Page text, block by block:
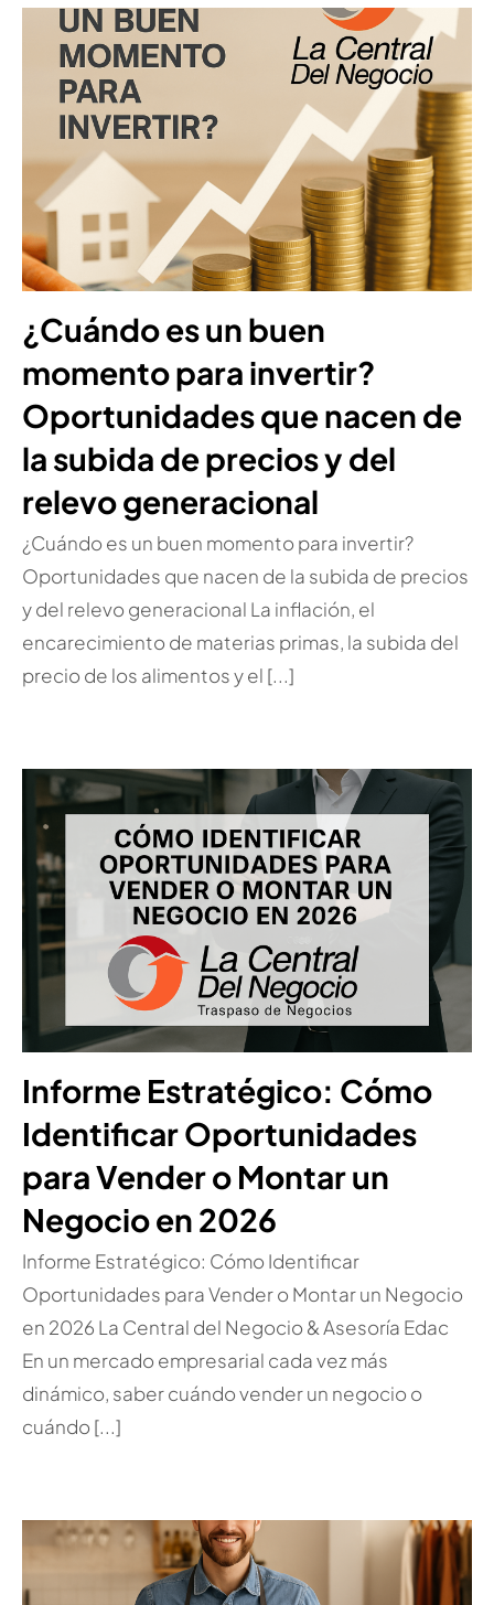
¿Cuándo es un buen
momento para invertir?
Oportunidades que nacen de
la subida de precios y del
relevo generacional
¿Cuándo es un buen momento para invertir?
Oportunidades que nacen de la subida de precios
y del relevo generacional La inflación, el
encarecimiento de materias primas, la subida del
precio de los alimentos y el [...]
Informe Estratégico: Cómo
Identificar Oportunidades
para Vender o Montar un
Negocio en 2026
Informe Estratégico: Cómo Identificar
Oportunidades para Vender o Montar un Negocio
en 2026 La Central del Negocio & Asesoría Edac
En un mercado empresarial cada vez más
dinámico, saber cuándo vender un negocio o
cuándo [...]